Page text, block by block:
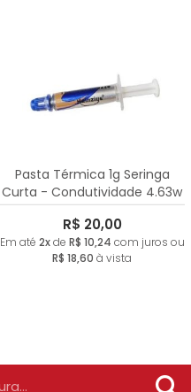
Pasta Térmica 1g Seringa
Curta - Condutividade 4.63w
R$ 20,00
Em até 2xde R$ 10,24 com juros ou
R$ 18,60 à vista